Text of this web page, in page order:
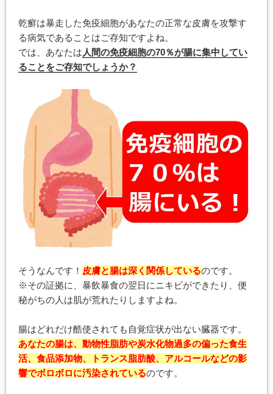
乾癬は暴走した免疫細胞があなたの正常な皮膚を攻撃す
る病気であることはご存知ですよね。
では、あなたは 人間の免疫細胞の70％が腸に集中してい
ることをご存知でしょうか？
そうなんです！ 皮膚と腸は深く関係しているのです。
※その証拠に、暴飲暴食の翌日にニキビができたり、便
秘がちの人は肌が荒れたりしますよね。
腸はどれだけ酷使されても自覚症状が出ない臓器です。
あなたの腸は、動物性脂肪や炭水化物過多の偏った食生
活、食品添加物、トランス脂肪酸、アルコールなどの影
響でボロボロに汚染されているのです。